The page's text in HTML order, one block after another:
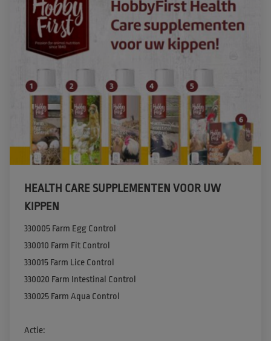
HEALTH CARE SUPPLEMENTEN VOOR UW
KIPPEN
330005 Farm Egg Control​
330010 Farm Fit Control​
330015 Farm Lice Control​
330020 Farm Intestinal Control​
330025 Farm Aqua Control​
Actie​: